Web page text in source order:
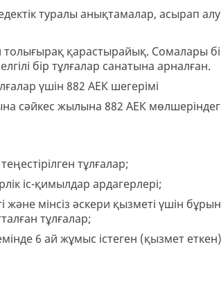
туралы анықтамалар, асырап
толығырақ қарастырайық. Сомалары
бір тұлғалар санатына арналған.
үшін 882 АЕК шегерімі
сәйкес жылына 882 АЕК
тұлғалар;
іс-қимылдар ардагерлері;
мінсіз әскери қызметі үшін
тұлғалар;
6 ай жұмыс істеген (қызмет